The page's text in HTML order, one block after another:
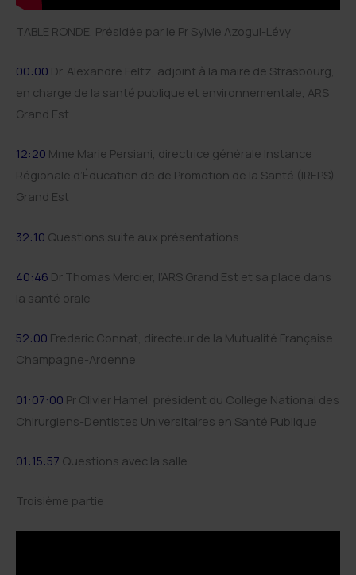
TABLE RONDE, Présidée par le Pr Sylvie Azogui-Lévy
00:00 Dr. Alexandre Feltz, adjoint à la maire de Strasbourg,
en charge de la santé publique et environnementale, ARS
Grand Est
12:20 Mme Marie Persiani, directrice générale Instance
Régionale d’Éducation de de Promotion de la Santé (IREPS)
Grand Est
32:10 Questions suite aux présentations
40:46 Dr Thomas Mercier, l’ARS Grand Est et sa place dans
la santé orale
52:00 Frederic Connat, directeur de la Mutualité Française
Champagne-Ardenne
01:07:00 Pr Olivier Hamel, président du Collège National des
Chirurgiens-Dentistes Universitaires en Santé Publique
01:15:57 Questions avec la salle
Troisième partie